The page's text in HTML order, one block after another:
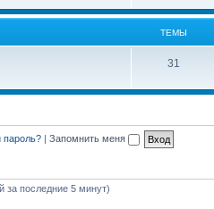
ТЕМЫ
31
| Запомнить меня
за последние 5 минут)